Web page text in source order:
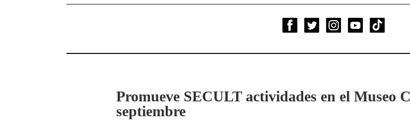
Promueve SECULT actividades en el Museo
septiembre